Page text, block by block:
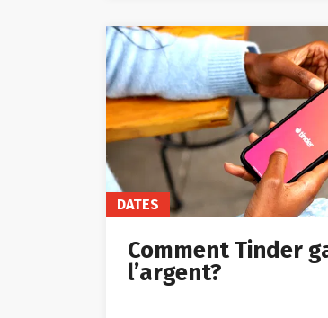
DATES
Comment Tinder
l’argent?